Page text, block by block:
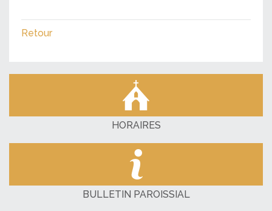
Retour
HORAIRES
BULLETIN PAROISSIAL